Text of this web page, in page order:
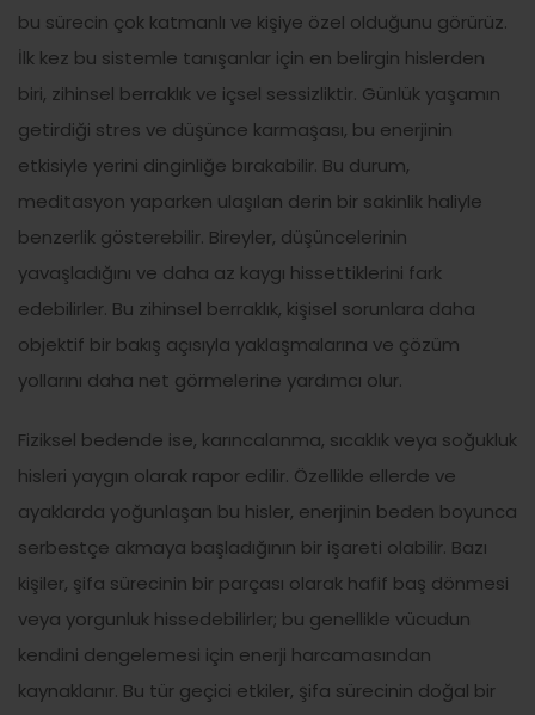
bu sürecin çok katmanlı ve kişiye özel olduğunu görürüz.
İlk kez bu sistemle tanışanlar için en belirgin hislerden
biri, zihinsel berraklık ve içsel sessizliktir. Günlük yaşamın
getirdiği stres ve düşünce karmaşası, bu enerjinin
etkisiyle yerini dinginliğe bırakabilir. Bu durum,
meditasyon yaparken ulaşılan derin bir sakinlik haliyle
benzerlik gösterebilir. Bireyler, düşüncelerinin
yavaşladığını ve daha az kaygı hissettiklerini fark
edebilirler. Bu zihinsel berraklık, kişisel sorunlara daha
objektif bir bakış açısıyla yaklaşmalarına ve çözüm
yollarını daha net görmelerine yardımcı olur.
Fiziksel bedende ise, karıncalanma, sıcaklık veya soğukluk
hisleri yaygın olarak rapor edilir. Özellikle ellerde ve
ayaklarda yoğunlaşan bu hisler, enerjinin beden boyunca
serbestçe akmaya başladığının bir işareti olabilir. Bazı
kişiler, şifa sürecinin bir parçası olarak hafif baş dönmesi
veya yorgunluk hissedebilirler; bu genellikle vücudun
kendini dengelemesi için enerji harcamasından
kaynaklanır. Bu tür geçici etkiler, şifa sürecinin doğal bir